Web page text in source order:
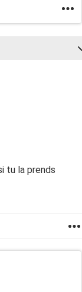
tu la prends